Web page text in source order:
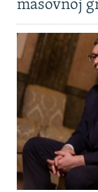
masovnoj